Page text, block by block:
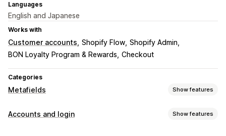
Languages
English and Japanese
Works with
Customer accounts Shopify Flow Shopify Admin
BON Loyalty Program & Rewards Checkout
Categories
Metafields Show features
Metafield types
Accounts and login Show features